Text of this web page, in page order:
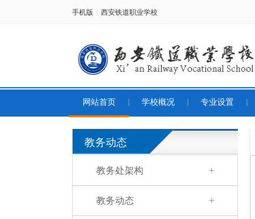
手机版 | 西安铁道职业学校
网站首页 学校概况 专业设置
教务动态
+
教务处架构
+
教务动态